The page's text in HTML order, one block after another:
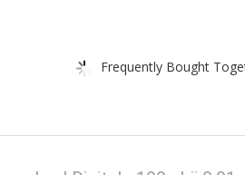
Frequently Bought